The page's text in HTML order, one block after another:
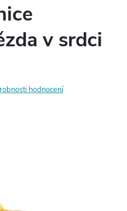
v srdci
hodnocení